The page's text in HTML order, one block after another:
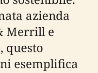
azienda
Merrill e
questo
esemplifica